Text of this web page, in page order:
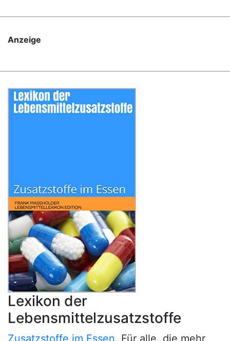
Anzeige
Lexikon der
Lebensmittelzusatzstoffe
Zusatzstoffe im Essen. Für alle, die mehr